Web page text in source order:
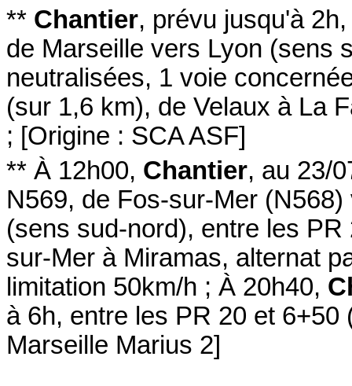
** Chantier, prévu jusqu'à 2h
de Marseille vers Lyon (sens
neutralisées, 1 voie
(sur 1,6 km), de Velaux à La
; [Origine : SCA ASF]
** À 12h00, Chantier, au 23/
N569, de Fos-sur-Mer
(sens sud-nord), entre les PR
sur-Mer à Miramas, alternat
limitation 50km/h ; À 20h40,
à 6h, entre les PR 20 et 6+50
Marseille Marius 2]